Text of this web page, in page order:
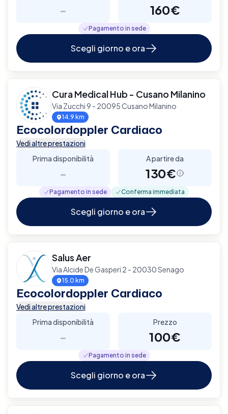
- 160€
Pagamento in sede
Scegli giorno e ora
Cura Medical Hub - Cusano Milanino
Via Zucchi 9 - 20095 Cusano Milanino
14.9 km
Ecocolordoppler Cardiaco
Vedi altre prestazioni
Prima disponibilità
-
A partire da
130€
Pagamento in sede Conferma immediata
Scegli giorno e ora
Salus Aer
Via Alcide De Gasperi 2 - 20030 Senago
15.0 km
Ecocolordoppler Cardiaco
Vedi altre prestazioni
Prima disponibilità
-
Prezzo
100€
Pagamento in sede
Scegli giorno e ora